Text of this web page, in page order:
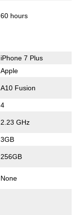
60 hours
iPhone 7 Plus
Apple
A10 Fusion
4
2.23 GHz
3GB
256GB
None